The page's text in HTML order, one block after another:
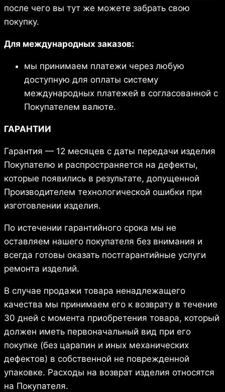
после чего вы тут же можете забрать свою
покупку.
Для международных заказов:
мы принимаем платежи через любую
доступную для оплаты систему
международных платежей в согласованной с
Покупателем валюте.
ГАРАНТИИ
Гарантия — 12 месяцев с даты передачи изделия
Покупателю и распространяется на дефекты,
которые появились в результате, допущенной
Производителем технологической ошибки при
изготовлении изделия.
По истечении гарантийного срока мы не
оставляем нашего покупателя без внимания и
всегда готовы оказать постгарантийные услуги
ремонта изделий.
В случае продажи товара ненадлежащего
качества мы принимаем его к возврату в течение
30 дней с момента приобретения товара, который
должен иметь первоначальный вид при его
покупке (без царапин и иных механических
дефектов) в собственной не поврежденной
упаковке. Расходы на возврат изделия относятся
на Покупателя.